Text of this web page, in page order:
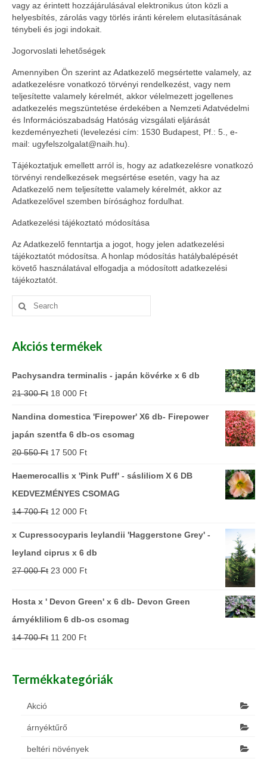
vagy az érintett hozzájárulásával elektronikus úton közli a
helyesbítés, zárolás vagy törlés iránti kérelem elutasításának
ténybeli és jogi indokait.
Jogorvoslati lehetőségek
Amennyiben Ön szerint az Adatkezelő megsértette valamely, az
adatkezelésre vonatkozó törvényi rendelkezést, vagy nem
teljesítette valamely kérelmét, akkor vélelmezett jogellenes
adatkezelés megszüntetése érdekében a Nemzeti Adatvédelmi
és Információszabadság Hatóság vizsgálati eljárását
kezdeményezheti (levelezési cím: 1530 Budapest, Pf.: 5., e-
mail: ugyfelszolgalat@naih.hu).
Tájékoztatjuk emellett arról is, hogy az adatkezelésre vonatkozó
törvényi rendelkezések megsértése esetén, vagy ha az
Adatkezelő nem teljesítette valamely kérelmét, akkor az
Adatkezelővel szemben bírósághoz fordulhat.
Adatkezelési tájékoztató módosítása
Az Adatkezelő fenntartja a jogot, hogy jelen adatkezelési
tájékoztatót módosítsa. A honlap módosítás hatálybalépését
követő használatával elfogadja a módosított adatkezelési
tájékoztatót.
Search
for:
Akciós termékek
Pachysandra terminalis - japán kövérke x 6 db
21 300Ft 18 000 Ft
Nandina domestica 'Firepower' X6 db- Firepower
japán szentfa 6 db-os csomag
20 550Ft 17 500 Ft
Haemerocallis x 'Pink Puff' - sásliliom X 6 DB
KEDVEZMÉNYES CSOMAG
14 700Ft 12 000 Ft
x Cupressocyparis leylandii 'Haggerstone Grey' -
leyland ciprus x 6 db
27 000Ft 23 000 Ft
Hosta x ' Devon Green' x 6 db- Devon Green
árnyékliliom 6 db-os csomag
14 700Ft 11 200 Ft
Termékkategóriák
Akció
árnyéktűrő
beltéri növények